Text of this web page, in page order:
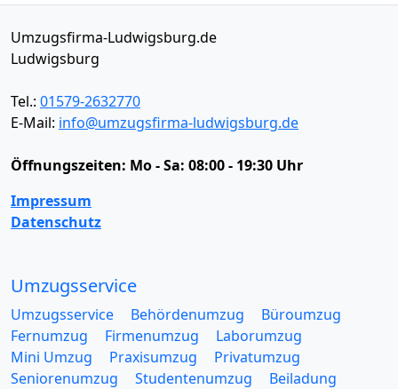
Umzugsfirma-Ludwigsburg.de
Ludwigsburg
Tel.: 01579-2632770
E-Mail: info@umzugsfirma-ludwigsburg.de
Öffnungszeiten: Mo - Sa: 08:00 - 19:30 Uhr
Impressum
Datenschutz
Umzugsservice
Umzugsservice Behördenumzug
Büroumzug
Fernumzug
Firmenumzug
Laborumzug
Mini Umzug
Praxisumzug
Privatumzug
Seniorenumzug
Studentenumzug
Beiladung